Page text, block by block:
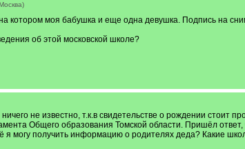
на котором моя бабушка и еще одна девушка. Подпись на
об этой московской школе?
не известно, т.к.в свидетельстве о рождении стоит
Общего образования Томской области. Пришёл
я могу получить информацию о родителях деда? Какие